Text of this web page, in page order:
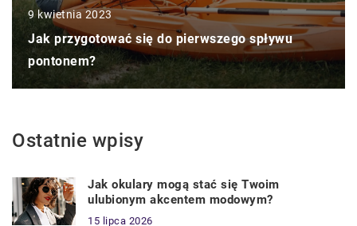
9 kwietnia 2023
Jak przygotować się do pierwszego spływu
pontonem?
Ostatnie wpisy
Jak okulary mogą stać się Twoim
ulubionym akcentem modowym?
15 lipca 2026